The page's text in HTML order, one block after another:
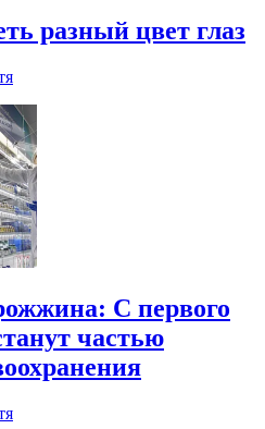
разный цвет глаз
С первого
частью